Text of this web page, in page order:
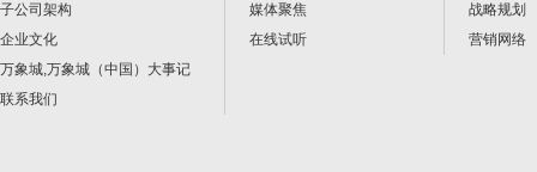
子公司架构
企业文化
万象城,万象城（中国）大事记
联系我们
媒体聚焦
在线试听
战略规划
营销网络